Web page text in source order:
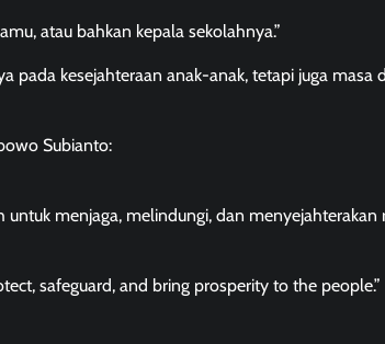
atau bahkan kepala sekolahnya.”
pada kesejahteraan anak-anak, tetapi juga masa
Subianto:
menjaga, melindungi, dan menyejahterakan
safeguard, and bring prosperity to the people.”